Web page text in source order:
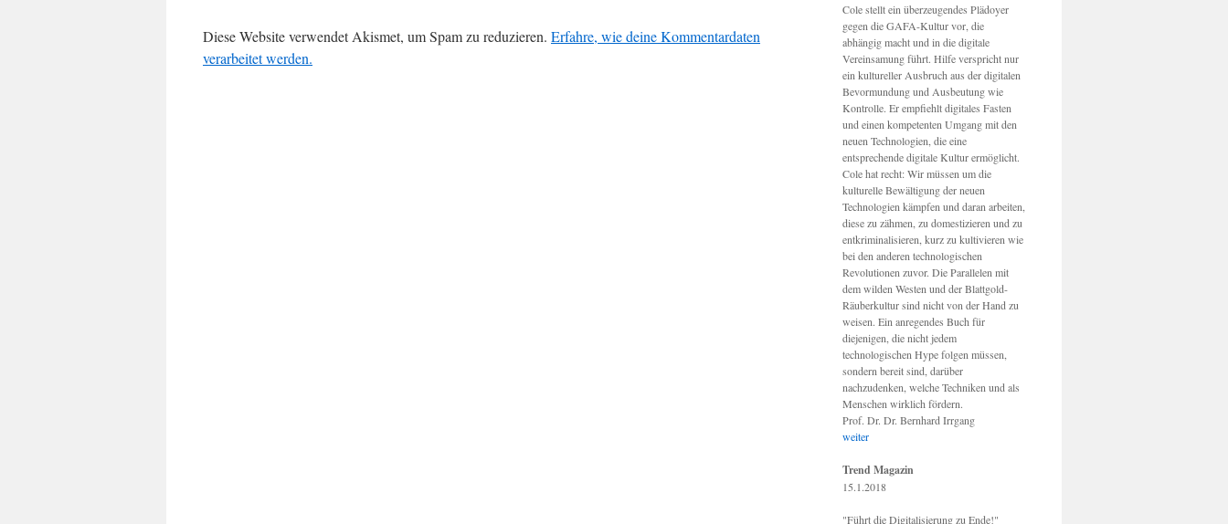
Diese Website verwendet Akismet, um Spam zu reduzieren. Erfahre, wie deine Kommentardaten
verarbeitet werden.
Cole stellt ein überzeugendes Plädoyer
gegen die GAFA-Kultur vor, die
abhängig macht und in die digitale
Vereinsamung führt. Hilfe verspricht nur
ein kultureller Ausbruch aus der digitalen
Bevormundung und Ausbeutung wie
Kontrolle. Er empfiehlt digitales Fasten
und einen kompetenten Umgang mit den
neuen Technologien, die eine
entsprechende digitale Kultur ermöglicht.
Cole hat recht: Wir müssen um die
kulturelle Bewältigung der neuen
Technologien kämpfen und daran arbeiten,
diese zu zähmen, zu domestizieren und zu
entkriminalisieren, kurz zu kultivieren wie
bei den anderen technologischen
Revolutionen zuvor. Die Parallelen mit
dem wilden Westen und der Blattgold-
Räuberkultur sind nicht von der Hand zu
weisen. Ein anregendes Buch für
diejenigen, die nicht jedem
technologischen Hype folgen müssen,
sondern bereit sind, darüber
nachzudenken, welche Techniken und als
Menschen wirklich fördern.
Prof. Dr. Dr. Bernhard Irrgang
weiter
Trend Magazin
15.1.2018
"Führt die Digitalisierung zu Ende!"